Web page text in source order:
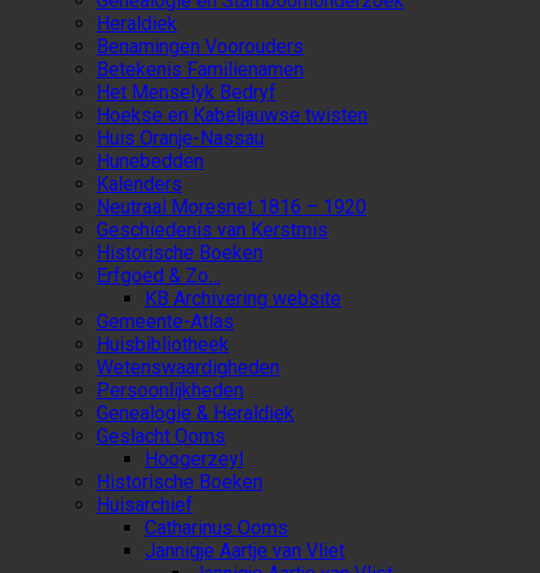
Heraldiek
Benamingen Voorouders
Betekenis Familienamen
Het Menselyk Bedryf
Hoekse en Kabeljauwse twisten
Huis Oranje-Nassau
Hunebedden
Kalenders
Neutraal Moresnet 1816 – 1920
Geschiedenis van Kerstmis
Historische Boeken
Erfgoed & Zo…
KB Archivering website
Gemeente-Atlas
Huisbibliotheek
Wetenswaardigheden
Persoonlijkheden
Genealogie & Heraldiek
Geslacht Ooms
Hoogerzeyl
Historische Boeken
Huisarchief
Catharinus Ooms
Jannigje Aartje van Vliet